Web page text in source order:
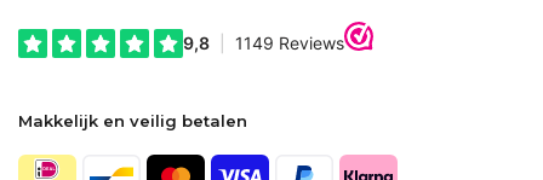
Makkelijk en veilig betalen